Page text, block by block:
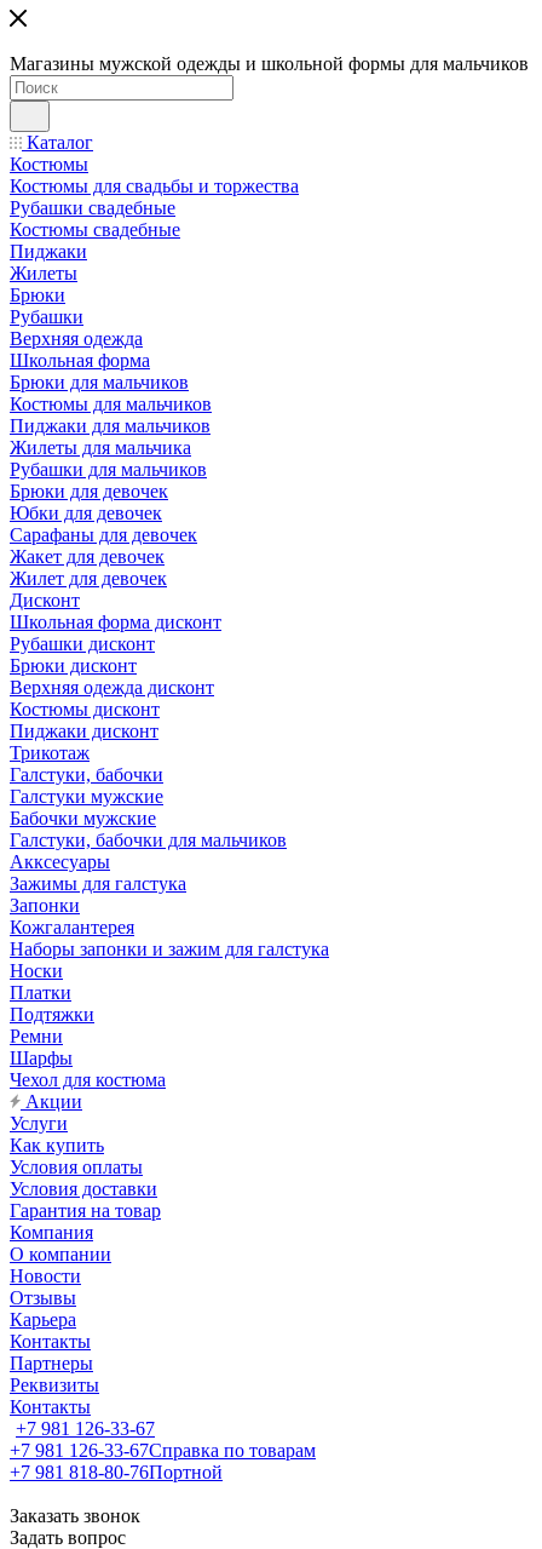
Магазины мужской одежды и школьной формы для мальчиков
Каталог
Костюмы
Костюмы для свадьбы и торжества
Рубашки свадебные
Костюмы свадебные
Пиджаки
Жилеты
Брюки
Рубашки
Верхняя одежда
Школьная форма
Брюки для мальчиков
Костюмы для мальчиков
Пиджаки для мальчиков
Жилеты для мальчика
Рубашки для мальчиков
Брюки для девочек
Юбки для девочек
Сарафаны для девочек
Жакет для девочек
Жилет для девочек
Дисконт
Школьная форма дисконт
Рубашки дисконт
Брюки дисконт
Верхняя одежда дисконт
Костюмы дисконт
Пиджаки дисконт
Трикотаж
Галстуки, бабочки
Галстуки мужские
Бабочки мужские
Галстуки, бабочки для мальчиков
Акксесуары
Зажимы для галстука
Запонки
Кожгалантерея
Наборы запонки и зажим для галстука
Носки
Платки
Подтяжки
Ремни
Шарфы
Чехол для костюма
Акции
Услуги
Как купить
Условия оплаты
Условия доставки
Гарантия на товар
Компания
О компании
Новости
Отзывы
Карьера
Контакты
Партнеры
Реквизиты
Контакты
+7 981 126-33-67
+7 981 126-33-67Справка по товарам
+7 981 818-80-76Портной
Заказать звонок
Задать вопрос